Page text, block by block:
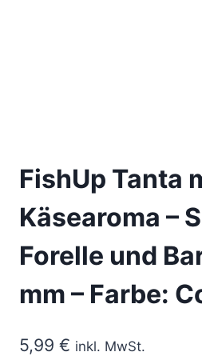
FishUp Tanta
Käsearoma –
Forelle und
mm – Farbe:
5,99 € inkl. MwSt.